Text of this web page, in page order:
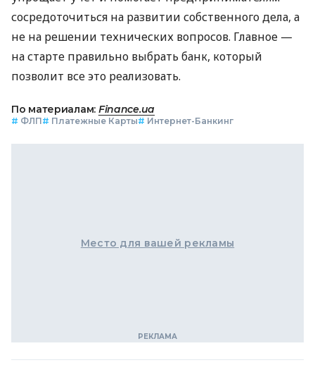
сосредоточиться на развитии собственного дела, а
не на решении технических вопросов. Главное —
на старте правильно выбрать банк, который
позволит все это реализовать.
По материалам: Finance.ua
# ФЛП# Платежные Карты# Интернет-Банкинг
Место для вашей рекламы